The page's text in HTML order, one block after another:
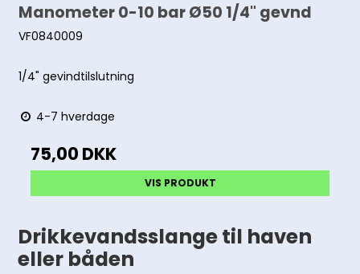
Manometer 0-10 bar Ø50 1/4" gevnd
VF0840009
1/4" gevindtilslutning
4-7 hverdage
75,00 DKK
VIS PRODUKT
Drikkevandsslange til haven
eller båden